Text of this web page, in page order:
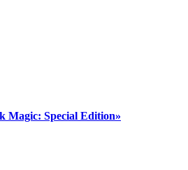
Magic: Special Edition»